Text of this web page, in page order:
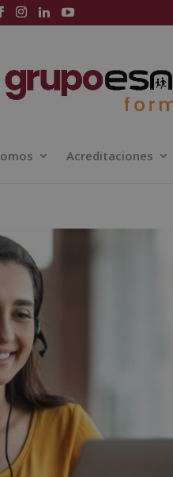
Acreditaciones